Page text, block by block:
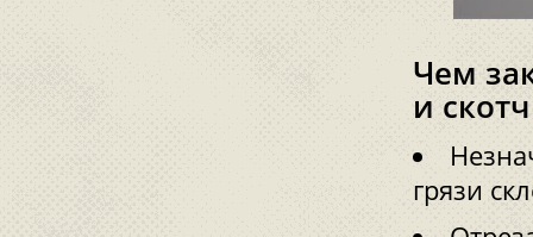
Чем
и скотч
грязи